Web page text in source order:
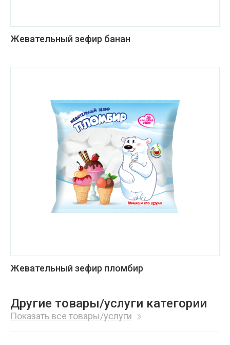
Жевательный зефир банан
Жевательный зефир пломбир
Другие товары/услуги категории
Показать все товары/услуги